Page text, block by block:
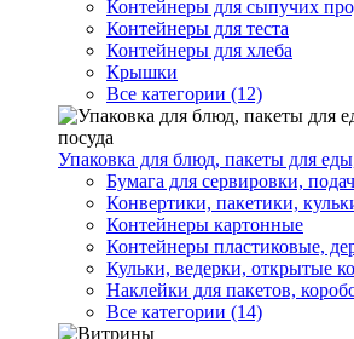
Контейнеры для сыпучих
Контейнеры для теста
Контейнеры для хлеба
Крышки
Все категории (12)
Упаковка для блюд, пакеты для
Бумага для сервировки,
Конвертики, пакетики,
Контейнеры картонные
Контейнеры пластиковые,
Кульки, ведерки, открытые
Наклейки для пакетов,
Все категории (14)